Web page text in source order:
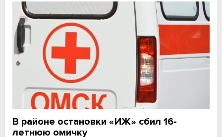
В районе остановки «ИЖ» сбил 16-
летнюю омичку